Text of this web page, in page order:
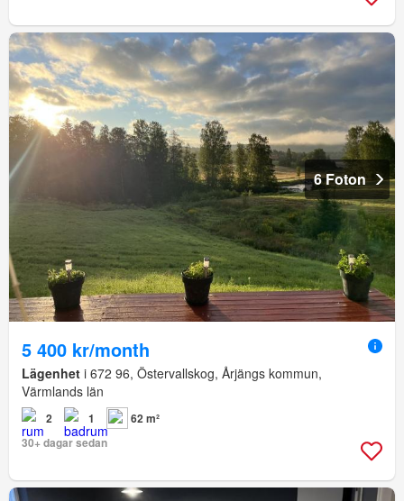
6 Foton
5 400 kr/month
Lägenhet i 672 96, Östervallskog, Årjängs kommun,
Värmlands län
2 1
62 m²
30+ dagar sedan